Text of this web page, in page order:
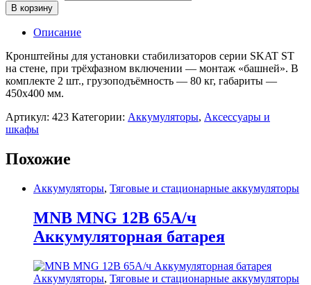
В корзину
Описание
Кронштейны для установки стабилизаторов серии SKAT ST
на стене, при трёхфазном включении — монтаж «башней». В
комплекте 2 шт., грузоподъёмность — 80 кг, габариты —
450х400 мм.
Артикул: 423 Категории: Аккумуляторы, Аксессуары и
шкафы
Похожие
Аккумуляторы, Тяговые и стационарные аккумуляторы
MNB MNG 12В 65А/ч
Аккумуляторная батарея
Аккумуляторы, Тяговые и стационарные аккумуляторы